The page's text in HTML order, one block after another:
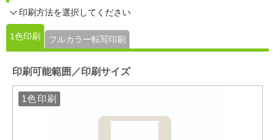
印刷方法を選択してください
1色印刷 フルカラー転写印刷
印刷可能範囲／印刷サイズ
1色印刷
1色印刷